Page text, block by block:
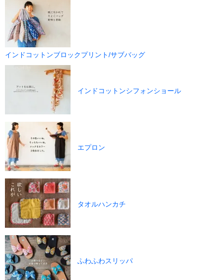
インドコットンブロックプリント/サブバッグ
インドコットンシフォンショール
エプロン
タオルハンカチ
ふわふわスリッパ